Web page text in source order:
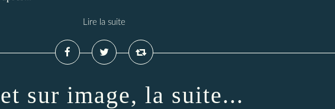
Lire la suite
sur image, la suite...